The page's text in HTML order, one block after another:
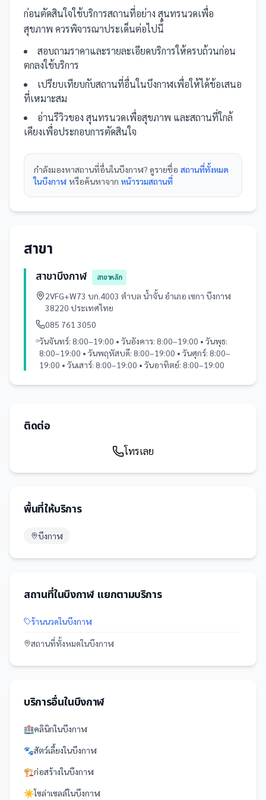
ก่อนตัดสินใจใช้บริการสถานที่อย่าง สุนทรนวดเพื่อ
สุขภาพ ควรพิจารณาประเด็นต่อไปนี้
สอบถามราคาและรายละเอียดบริการให้ครบถ้วนก่อน
ตกลงใช้บริการ
เปรียบเทียบกับสถานที่อื่นในบึงกาฬเพื่อให้ได้ข้อเสนอ
ที่เหมาะสม
อ่านรีวิวของ สุนทรนวดเพื่อสุขภาพ และสถานที่ใกล้
เคียงเพื่อประกอบการตัดสินใจ
กำลังมองหาสถานที่อื่นในบึงกาฬ? ดูรายชื่อ สถานที่ทั้งหมด
ในบึงกาฬ หรือค้นหาจาก หน้ารวมสถานที่
สาขา
สาขาบึงกาฬ
สาขาหลัก
2VFG+W73 บก.4003 ตำบล น้ำจั้น อำเภอ เซกา บึงกาฬ
38220 ประเทศไทย
085 761 3050
วันจันทร์: 8:00–19:00 • วันอังคาร: 8:00–19:00 • วันพุธ:
8:00–19:00 • วันพฤหัสบดี: 8:00–19:00 • วันศุกร์: 8:00–
19:00 • วันเสาร์: 8:00–19:00 • วันอาทิตย์: 8:00–19:00
ติดต่อ
โทรเลย
พื้นที่ให้บริการ
บึงกาฬ
สถานที่ในบึงกาฬแยกตามบริการ
ร้านนวดในบึงกาฬ
สถานที่ทั้งหมดในบึงกาฬ
บริการอื่นในบึงกาฬ
🏥คลินิกในบึงกาฬ
🐾สัตว์เลี้ยงในบึงกาฬ
🏗️ก่อสร้างในบึงกาฬ
☀️โซล่าเซลล์ในบึงกาฬ